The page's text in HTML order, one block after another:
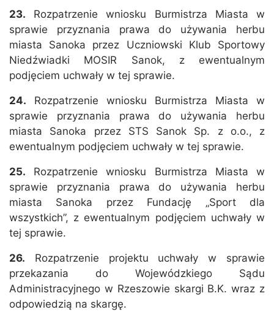
23. Rozpatrzenie wniosku Burmistrza Miasta w
sprawie przyznania prawa do używania herbu
miasta Sanoka przez Uczniowski Klub Sportowy
Niedźwiadki MOSIR Sanok, z ewentualnym
podjęciem uchwały w tej sprawie.
24. Rozpatrzenie wniosku Burmistrza Miasta w
sprawie przyznania prawa do używania herbu
miasta Sanoka przez STS Sanok Sp. z o.o., z
ewentualnym podjęciem uchwały w tej sprawie.
25. Rozpatrzenie wniosku Burmistrza Miasta w
sprawie przyznania prawa do używania herbu
miasta Sanoka przez Fundację „Sport dla
wszystkich”, z ewentualnym podjęciem uchwały w
tej sprawie.
26. Rozpatrzenie projektu uchwały w sprawie
przekazania do Wojewódzkiego Sądu
Administracyjnego w Rzeszowie skargi B.K. wraz z
odpowiedzią na skargę.